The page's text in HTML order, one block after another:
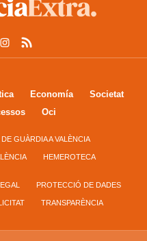
Economía
Societat
Oci
GUÀRDIA A VALÈNCIA
HEMEROTECA
PROTECCIÓ DE DADES
TRANSPARÈNCIA